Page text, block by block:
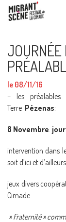
JOURNÉE
le 08/11/16
– les
Terre Pézenas:
8 Novembre:
intervention dans
soit d’ici et d’ailleurs
jeux divers
Cimade
» Fraternité »